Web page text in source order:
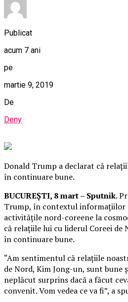
Publicat
acum 7 ani
pe
martie 9, 2019
De
Deny
Donald Trump a declarat că
în continuare bune.
BUCUREȘTI, 8 mart – Sputnik.
Trump, în contextul informațiilor
activitățile nord-coreene la
că relațiile lui cu liderul Coreei de
în continuare bune.
“Am sentimentul că relațiile
de Nord, Kim Jong-un, sunt bune
neplăcut surprins dacă a făcut
convenit. Vom vedea ce va fi”, a